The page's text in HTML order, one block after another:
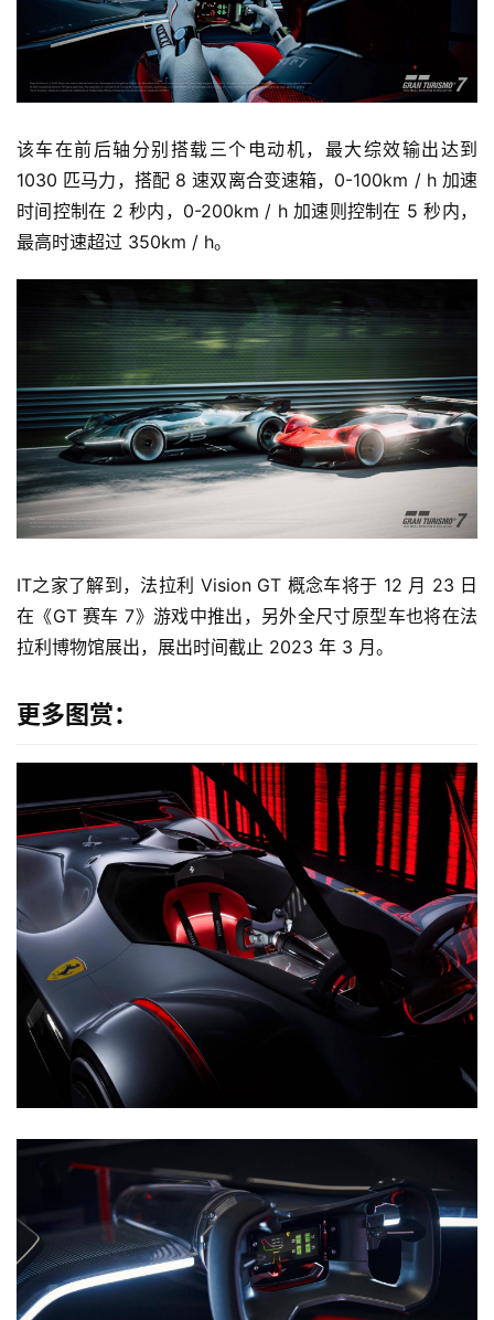
该车在前后轴分别搭载三个电动机，最大综效输出达到
1030 匹马力，搭配 8 速双离合变速箱，0-100km / h 加速
时间控制在 2 秒内，0-200km / h 加速则控制在 5 秒内，
最高时速超过 350km / h。
IT之家了解到，法拉利 Vision GT 概念车将于 12 月 23 日
在《GT 赛车 7》游戏中推出，另外全尺寸原型车也将在法
拉利博物馆展出，展出时间截止 2023 年 3 月。
更多图赏：